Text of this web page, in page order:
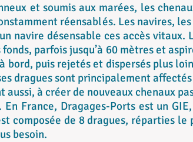
et soumis aux marées, les
réensablés. Les navires,
navire désensable ces accès vitaux.
parfois jusqu’à 60 mètres et
bord, puis rejetés et dispersés plus
dragues sont principalement
à créer de nouveaux chenaux
En France, Dragages-Ports est un
composée de 8 dragues, réparties le
besoin.